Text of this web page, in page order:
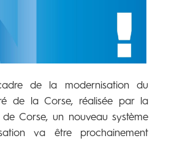
de la modernisation du
de la Corse, réalisée par la
de Corse, un nouveau système
va être prochainement